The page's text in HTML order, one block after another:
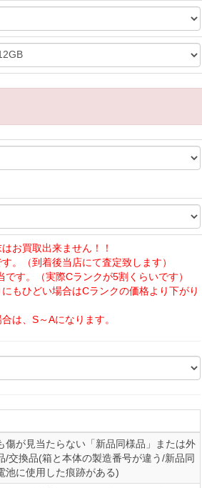
お買取出来ません！！
。（到着後当店にて査定致します）
す。（実際Cランクが5割くらいです）
もひどい場合はCランクの価格より下がり
は、S～Aになります。
傷が見当たらない「新品同様品」または外
/交換品(箱と本体の製造番号が違う/新品同
池に使用した痕跡がある)